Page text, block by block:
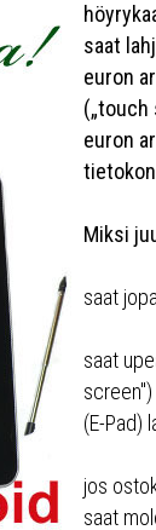
saat
euron
(„touch
euron
Miksi
saat
saat
(E-Pad)
jos
saat